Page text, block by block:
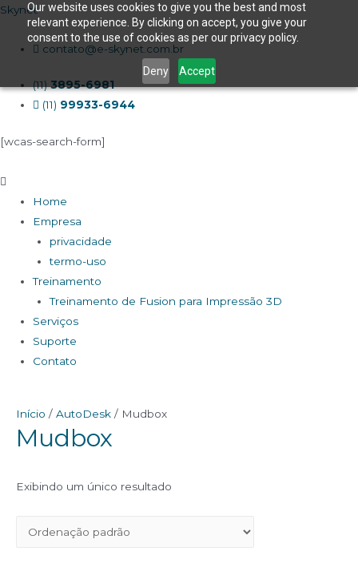
Our website uses cookies to give you the best and most
relevant experience. By clicking on accept, you give your
consent to the use of cookies as per our privacy policy.
Deny Accept
Skynet
contato@e-skynet.com.br
(11)3895-6981
(11) 99933-6944
[wcas-search-form]
Home
Empresa
privacidade
termo-uso
Treinamento
Treinamento de Fusion para Impressão 3D
Serviços
Suporte
Contato
Início / AutoDesk / Mudbox
Mudbox
Exibindo um único resultado